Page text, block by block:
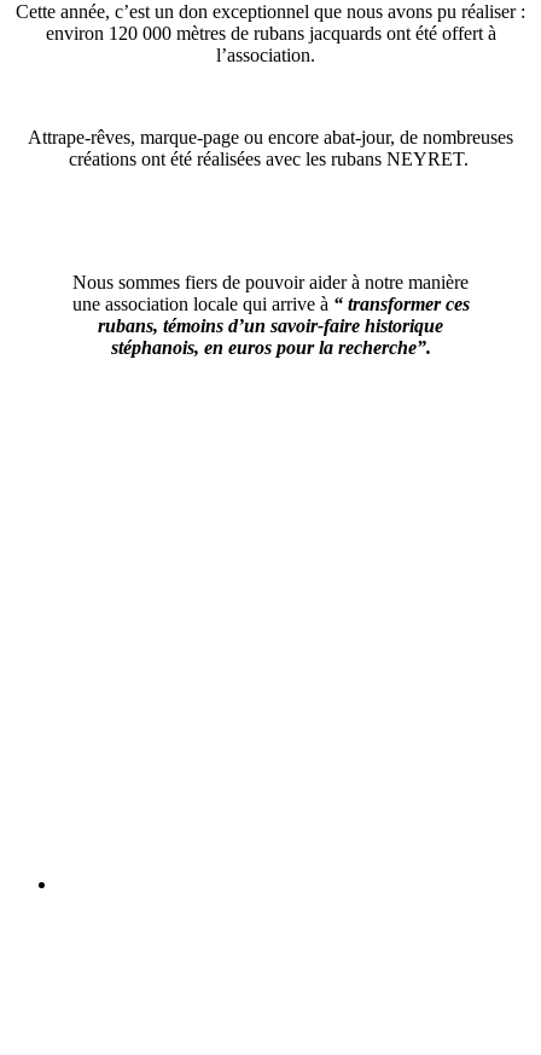
Cette année, c’est un don exceptionnel que nous avons pu réaliser :
environ 120 000 mètres de rubans jacquards ont été offert à
l’association.
Attrape-rêves, marque-page ou encore abat-jour, de nombreuses
créations ont été réalisées avec les rubans NEYRET.
Nous sommes fiers de pouvoir aiderà notre manière
une association locale qui arrive à “ transformer ces
rubans, témoins d’un savoir-faire historique
stéphanois, en euros pour la recherche”.